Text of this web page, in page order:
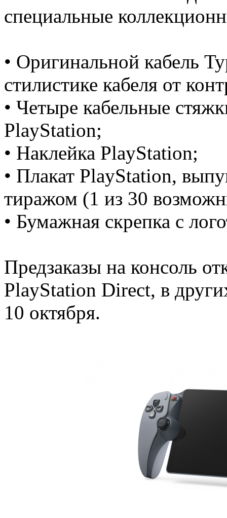
специальные
• Оригинальной кабель
стилистике кабеля от
• Четыре кабельные
PlayStation;
• Наклейка PlayStation;
• Плакат PlayStation,
тиражом (1 из 30
• Бумажная скрепка с
Предзаказы на консоль
PlayStation Direct, в
10 октября.